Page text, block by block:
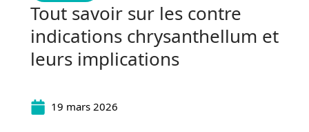
Tout savoir sur les contre
indications chrysanthellum et
leurs implications
19 mars 2026